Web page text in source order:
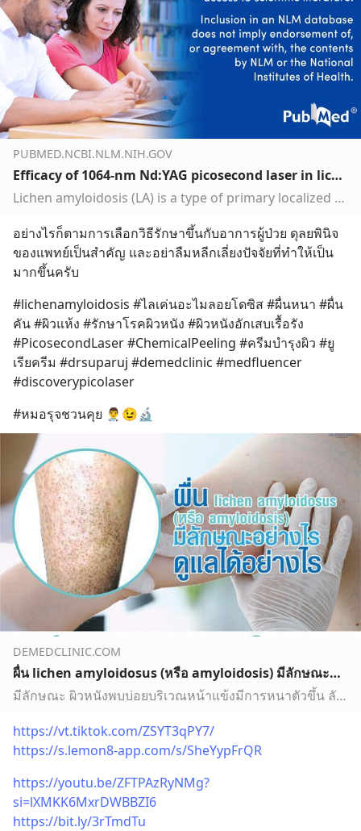
PUBMED.NCBI.NLM.NIH.GOV
Efficacy of 1064-nm Nd:YAG picosecond laser in lichen amyloidosis treatment: clinical and dermoscopic evaluation - PubMed
Lichen amyloidosis (LA) is a type of primary localized cutaneous amyloidosis characterized by multiple localized, hyperpigmented, grouped papules, in which the deposition of amyloid materials from altered keratinocytes usually resists to current treatments. We presented two LA patients with non-sati…
อย่างไรก็ตามการเลือกวิธีรักษาขึ้นกับอาการผู้ป่วย ดุลยพินิจ
ของแพทย์เป็นสำคัญ และอย่าลืมหลีกเลี่ยงปัจจัยที่ทำให้เป็น
มากขึ้นครับ
#lichenamyloidosis #ไลเค่นอะไมลอยโดซิส #ผื่นหนา #ผื่น
คัน #ผิวแห้ง #รักษาโรคผิวหนัง #ผิวหนังอักเสบเรื้อรัง
#PicosecondLaser #ChemicalPeeling #ครีมบำรุงผิว #ยู
เรียครีม #drsuparuj #demedclinic #medfluencer
#discoverypicolaser
#หมอรุจชวนคุย 👨‍⚕️😉🔬
DEMEDCLINIC.COM
ผื่น lichen amyloidosus (หรือ amyloidosis) มีลักษณะอย่างไร ดูแลได้อย่างไร - demedclinic
มีลักษณะ ผิวหนังพบบ่อยบริเวณหน้าแข้งมีการหนาตัวขึ้น ลักษณะเป็นตุ่มนูน
https://vt.tiktok.com/ZSYT3qPY7/
https://s.lemon8-app.com/s/SheYypFrQR
https://youtu.be/ZFTPAzRyNMg?
si=lXMKK6MxrDWBBZI6
https://bit.ly/3rTmdTu